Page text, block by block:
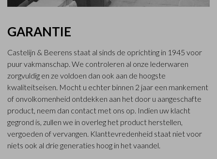
GARANTIE
Castelijn & Beerens staat al sinds de oprichting in 1945 voor
puur vakmanschap. We controleren al onze lederwaren
zorgvuldig en ze voldoen dan ook aan de hoogste
kwaliteitseisen. Mocht u echter binnen 2 jaar een mankement
of onvolkomenheid ontdekken aan het door u aangeschafte
product, neem dan contact met ons op. Indien uw klacht
gegrond is, zullen we in overleg het product herstellen,
vergoeden of vervangen. Klanttevredenheid staat niet voor
niets ook al drie generaties hoog in het vaandel.